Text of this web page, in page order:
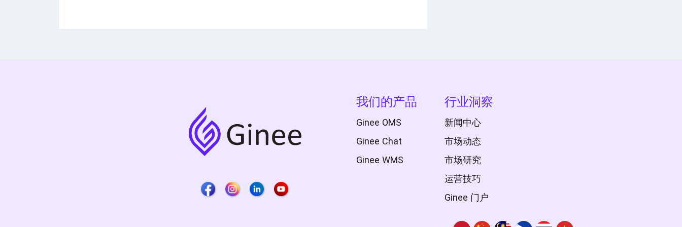
我们的产品
Ginee OMS
Ginee Chat
Ginee WMS
行业洞察
新闻中心
市场动态
市场研究
运营技巧
Ginee 门户